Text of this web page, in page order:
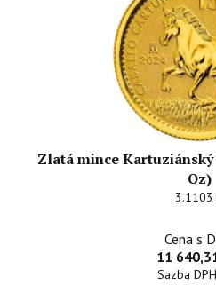
Zlatá mince Kartuziánský
Oz)
3.1103
Cena s
11
Sazba